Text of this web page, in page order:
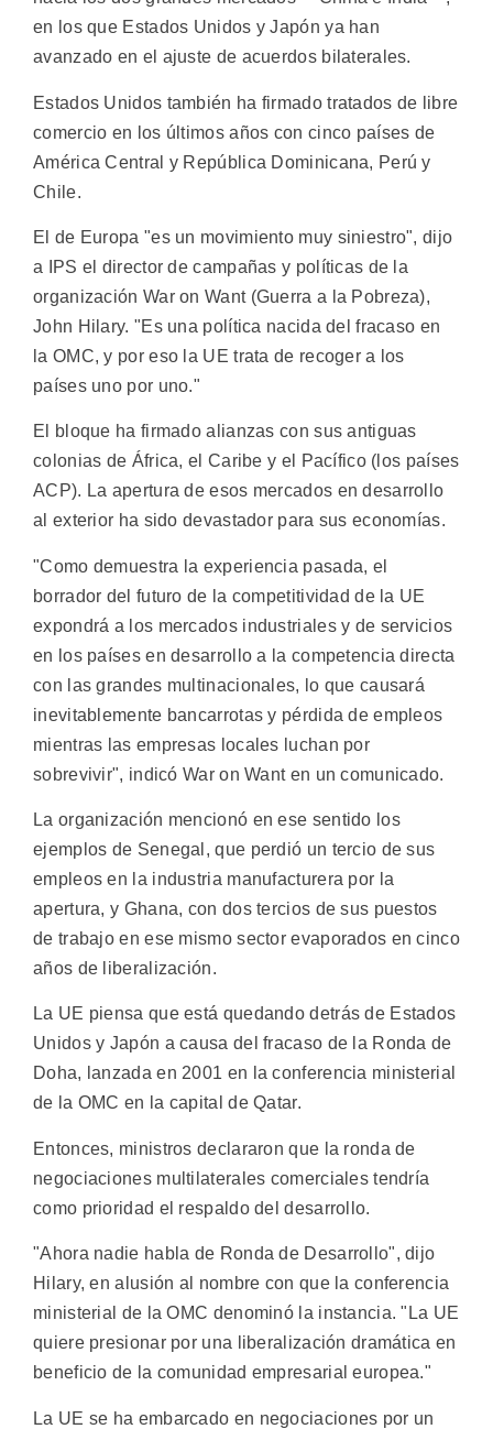
en los que Estados Unidos y Japón ya han
avanzado en el ajuste de acuerdos bilaterales.
Estados Unidos también ha firmado tratados de libre
comercio en los últimos años con cinco países de
América Central y República Dominicana, Perú y
Chile.
El de Europa "es un movimiento muy siniestro", dijo
a IPS el director de campañas y políticas de la
organización War on Want (Guerra a la Pobreza),
John Hilary. "Es una política nacida del fracaso en
la OMC, y por eso la UE trata de recoger a los
países uno por uno."
El bloque ha firmado alianzas con sus antiguas
colonias de África, el Caribe y el Pacífico (los países
ACP). La apertura de esos mercados en desarrollo
al exterior ha sido devastador para sus economías.
"Como demuestra la experiencia pasada, el
borrador del futuro de la competitividad de la UE
expondrá a los mercados industriales y de servicios
en los países en desarrollo a la competencia directa
con las grandes multinacionales, lo que causará
inevitablemente bancarrotas y pérdida de empleos
mientras las empresas locales luchan por
sobrevivir", indicó War on Want en un comunicado.
La organización mencionó en ese sentido los
ejemplos de Senegal, que perdió un tercio de sus
empleos en la industria manufacturera por la
apertura, y Ghana, con dos tercios de sus puestos
de trabajo en ese mismo sector evaporados en cinco
años de liberalización.
La UE piensa que está quedando detrás de Estados
Unidos y Japón a causa del fracaso de la Ronda de
Doha, lanzada en 2001 en la conferencia ministerial
de la OMC en la capital de Qatar.
Entonces, ministros declararon que la ronda de
negociaciones multilaterales comerciales tendría
como prioridad el respaldo del desarrollo.
"Ahora nadie habla de Ronda de Desarrollo", dijo
Hilary, en alusión al nombre con que la conferencia
ministerial de la OMC denominó la instancia. "La UE
quiere presionar por una liberalización dramática en
beneficio de la comunidad empresarial europea."
La UE se ha embarcado en negociaciones por un